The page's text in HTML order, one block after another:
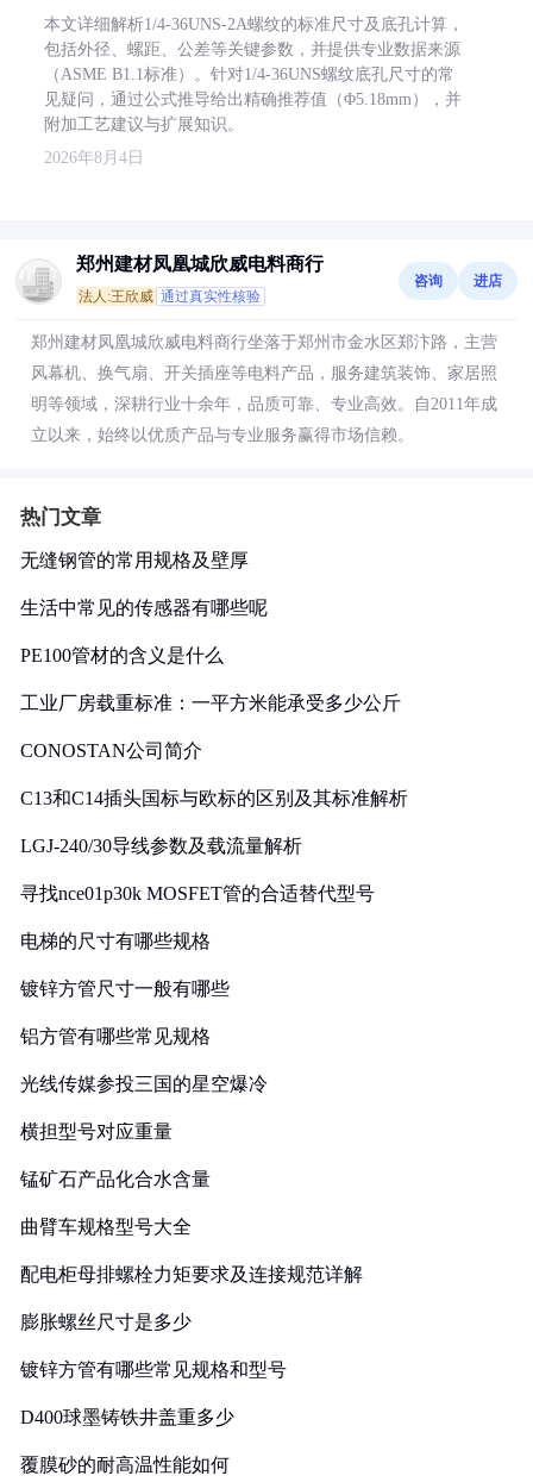
本文详细解析1/4-36UNS-2A螺纹的标准尺寸及底孔计算，
包括外径、螺距、公差等关键参数，并提供专业数据来源
（ASME B1.1标准）。针对1/4-36UNS螺纹底孔尺寸的常
见疑问，通过公式推导给出精确推荐值（Φ5.18mm），并
附加工艺建议与扩展知识。
2026年8月4日
郑州建材凤凰城欣威电料商行
法人:王欣威 通过真实性核验
咨询 进店
郑州建材凤凰城欣威电料商行坐落于郑州市金水区郑汴路，主营
风幕机、换气扇、开关插座等电料产品，服务建筑装饰、家居照
明等领域，深耕行业十余年，品质可靠、专业高效。自2011年成
立以来，始终以优质产品与专业服务赢得市场信赖。
热门文章
无缝钢管的常用规格及壁厚
生活中常见的传感器有哪些呢
PE100管材的含义是什么
工业厂房载重标准：一平方米能承受多少公斤
CONOSTAN公司简介
C13和C14插头国标与欧标的区别及其标准解析
LGJ-240/30导线参数及载流量解析
寻找nce01p30k MOSFET管的合适替代型号
电梯的尺寸有哪些规格
镀锌方管尺寸一般有哪些
铝方管有哪些常见规格
光线传媒参投三国的星空爆冷
横担型号对应重量
锰矿石产品化合水含量
曲臂车规格型号大全
配电柜母排螺栓力矩要求及连接规范详解
膨胀螺丝尺寸是多少
镀锌方管有哪些常见规格和型号
D400球墨铸铁井盖重多少
覆膜砂的耐高温性能如何